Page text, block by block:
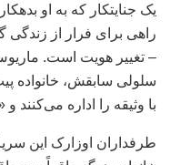
یک جنایتکار که به او
راهی برای فرار از زندگی
– تغییر هویت است.
سلولی سابقش، خانواده
با وثیقه را اداره می‌کنند
طرفداران اوزارک این